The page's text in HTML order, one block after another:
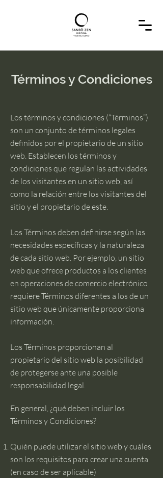
Términos y Condiciones
Los términos y condiciones (“Términos”)
son un conjunto de términos legales
definidos por el propietario de un sitio
web. Establecen los términos y
condiciones que regulan las actividades
de los visitantes en un sitio web, así
como la relación entre los visitantes del
sitio y el propietario de este.
Los Términos deben definirse según las
necesidades específicas y la naturaleza
de cada sitio web. Por ejemplo, un sitio
web que ofrece productos a los clientes
en operaciones de comercio electrónico
requiere Términos diferentes a los de un
sitio web que únicamente proporciona
información.
Los Términos proporcionan al
propietario del sitio web la posibilidad
de protegerse ante una posible
responsabilidad legal.
En general, ¿qué deben incluir los
Términos y Condiciones?
Quién puede utilizar el sitio web y cuáles
son los requisitos para crear una cuenta
(en caso de ser aplicable)